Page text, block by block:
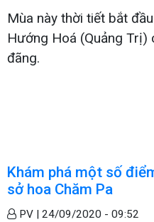
Mùa này thời tiết bắt
Hướng Hoá (Quảng Trị)
đãng.
Khám phá một số
sở hoa Chăm Pa
PV | 24/09/2020 - 09:52